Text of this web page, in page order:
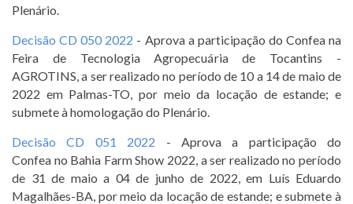
Plenário.
Decisão CD 050 2022 - Aprova a participação do Confea na
Feira de Tecnologia Agropecuária de Tocantins -
AGROTINS, a ser realizado no período de 10 a 14 de maio de
2022 em Palmas-TO, por meio da locação de estande; e
submete à homologação do Plenário.
Decisão CD 051 2022 - Aprova a participação do
Confea no Bahia Farm Show 2022, a ser realizado no período
de 31 de maio a 04 de junho de 2022, em Luís Eduardo
Magalhães-BA, por meio da locação de estande; e submete à